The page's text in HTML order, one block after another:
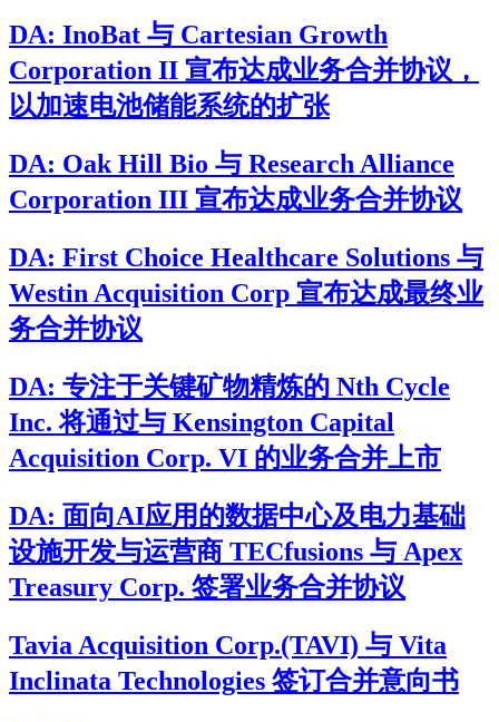
DA: InoBat 与 Cartesian Growth
Corporation II 宣布达成业务合并协议，
以加速电池储能系统的扩张
DA: Oak Hill Bio 与 Research Alliance
Corporation III 宣布达成业务合并协议
DA: First Choice Healthcare Solutions 与
Westin Acquisition Corp 宣布达成最终业
务合并协议
DA: 专注于关键矿物精炼的 Nth Cycle
Inc. 将通过与 Kensington Capital
Acquisition Corp. VI 的业务合并上市
DA: 面向AI应用的数据中心及电力基础
设施开发与运营商 TECfusions 与 Apex
Treasury Corp. 签署业务合并协议
Tavia Acquisition Corp.(TAVI) 与 Vita
Inclinata Technologies 签订合并意向书